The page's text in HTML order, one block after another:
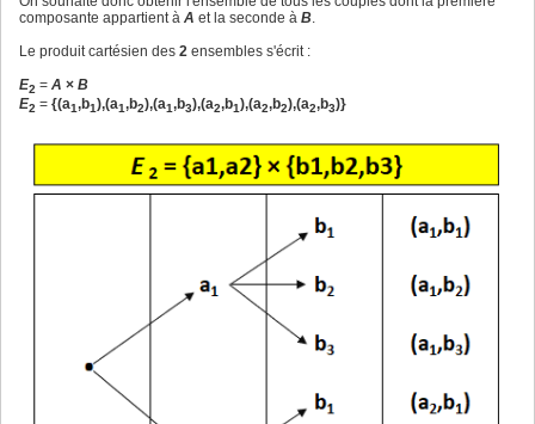
composante appartient à A et la seconde à B
Le produit cartésien des 2 ensembles s'écrit :
E2 = A × B
E2 = {(a1,b1),(a1,b2),(a1,b3),(a2,b1),(a2,b2),(a2,b3)}